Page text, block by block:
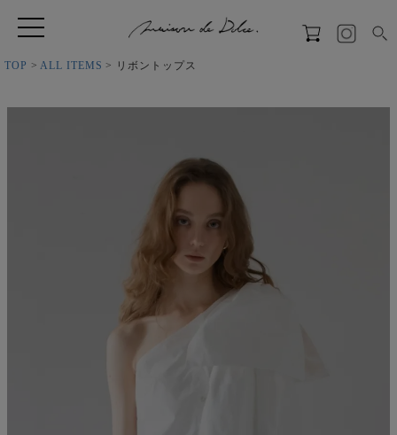
TOP ALL ITEMS リボントップス